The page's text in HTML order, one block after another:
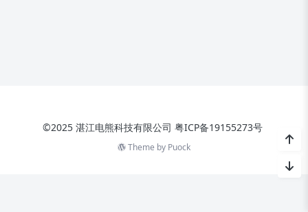
©2025 湛江电熊科技有限公司 粤ICP备19155273号
Theme by Puock